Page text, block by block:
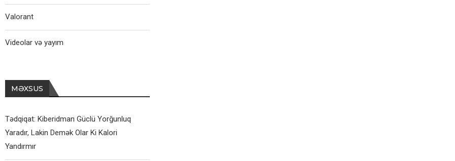
Valorant
Videolar və yayım
MƏXSUS
Tədqiqat: Kiberidman Güclü Yorğunluq
Yaradır, Lakin Demək Olar Ki Kalori
Yandırmır